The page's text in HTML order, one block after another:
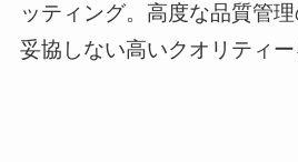
ッティング。高度な品質管
妥協しない高いクオリティー